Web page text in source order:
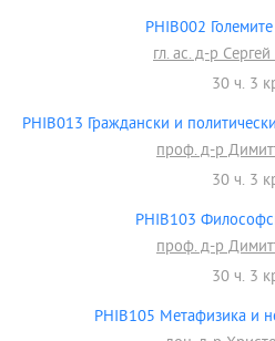
PHIB002
гл. ас. д-р
30 ч. 3
PHIB013 Граждански и
проф. д-р
30 ч. 3
PHIB103
проф. д-р
30 ч. 3
PHIB105 Метафизика и